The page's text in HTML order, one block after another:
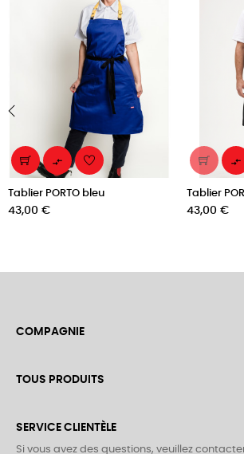

Tablier PORTO bleu
Prix
43,00 €

Tablier
Prix
43,00 €
COMPAGNIE
TOUS PRODUITS
SERVICE CLIENTÈLE
Si vous avez des questions, veuillez